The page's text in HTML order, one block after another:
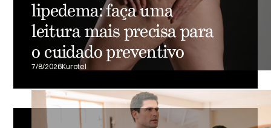
lipedema: faça uma
leitura mais precisa para
o cuidado preventivo
7/8/2026Kurotel